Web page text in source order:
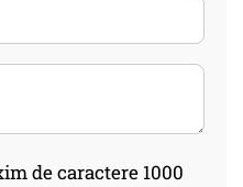
de caractere 1000